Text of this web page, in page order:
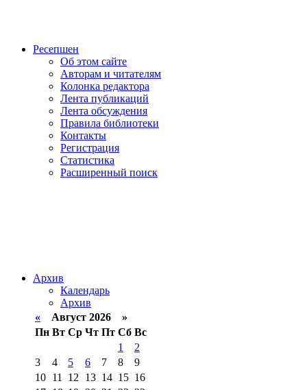
Ресепшен
Об этом сайте
Авторам и читателям
Колонка редактора
Лента публикаций
Лента обсуждения
Правила библиотеки
Контакты
Регистрация
Статистика
Расширенный поиск
Архив
Календарь
Архив
« Август 2026 »
Пн Вт Ср Чт Пт Сб Вс
1
2
3
4 5 6 7 8
9
10 11 12 13 14 15 16